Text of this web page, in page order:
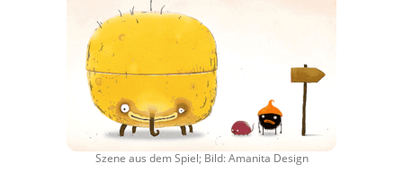
Szene aus dem Spiel; Bild: Amanita Design